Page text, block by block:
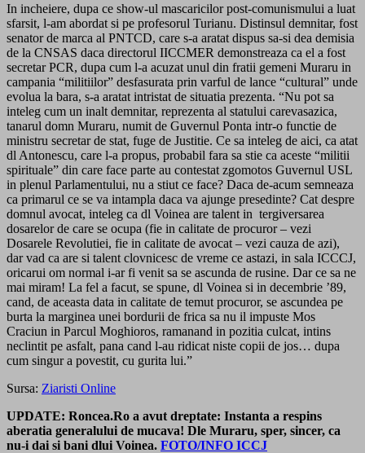
In incheiere, dupa ce show-ul mascaricilor post-comunismului a luat
sfarsit, l-am abordat si pe profesorul Turianu. Distinsul demnitar, fost
senator de marca al PNTCD, care s-a aratat dispus sa-si dea demisia
de la CNSAS daca directorul IICCMER demonstreaza ca el a fost
secretar PCR, dupa cum l-a acuzat unul din fratii gemeni Muraru in
campania “militiilor” desfasurata prin varful de lance “cultural” unde
evolua la bara, s-a aratat intristat de situatia prezenta. “Nu pot sa
inteleg cum un inalt demnitar, reprezenta al statului carevasazica,
tanarul domn Muraru, numit de Guvernul Ponta intr-o functie de
ministru secretar de stat, fuge de Justitie. Ce sa inteleg de aici, ca atat
dl Antonescu, care l-a propus, probabil fara sa stie ca aceste “militii
spirituale” din care face parte au contestat zgomotos Guvernul USL
in plenul Parlamentului, nu a stiut ce face? Daca de-acum semneaza
ca primarul ce se va intampla daca va ajunge presedinte? Cat despre
domnul avocat, inteleg ca dl Voinea are talent in tergiversarea
dosarelor de care se ocupa (fie in calitate de procuror – vezi
Dosarele Revolutiei, fie in calitate de avocat – vezi cauza de azi),
dar vad ca are si talent clovnicesc de vreme ce astazi, in sala ICCCJ,
oricarui om normal i-ar fi venit sa se ascunda de rusine. Dar ce sa ne
mai miram! La fel a facut, se spune, dl Voinea si in decembrie ’89,
cand, de aceasta data in calitate de temut procuror, se ascundea pe
burta la marginea unei bordurii de frica sa nu il impuste Mos
Craciun in Parcul Moghioros, ramanand in pozitia culcat, intins
neclintit pe asfalt, pana cand l-au ridicat niste copii de jos… dupa
cum singur a povestit, cu gurita lui.”
Sursa: Ziaristi Online
UPDATE: Roncea.Ro a avut dreptate: Instanta a respins
aberatia generalului de mucava! Dle Muraru, sper, sincer, ca
nu-i dai si bani dlui Voinea. FOTO/INFO ICCJ